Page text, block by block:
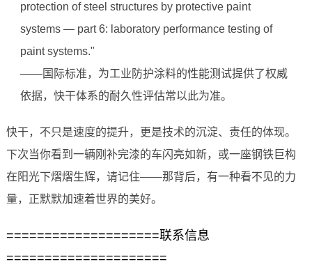
protection of steel structures by protective paint
systems — part 6: laboratory performance testing of
paint systems."
——国际标准，为工业防护涂料的性能测试提供了权威
依据，快干体系的耐久性评估常以此为准。
快干，不只是速度的提升，更是技术的沉淀、责任的体现。
下次当你看到一辆刚补完漆的车闪亮如新，或一座钢铁巨构
在阳光下熠熠生辉，请记住——那背后，有一种看不见的力
量，正默默加速着世界的美好。
====================联系信息
=====================